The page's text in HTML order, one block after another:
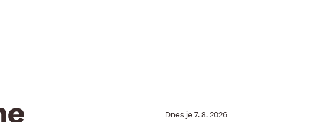
Dnes je 7. 8. 2026